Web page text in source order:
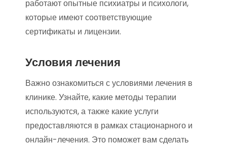
работают опытные психиатры и психологи,
которые имеют соответствующие
сертификаты и лицензии.
Условия лечения
Важно ознакомиться с условиями лечения в
клинике. Узнайте, какие методы терапии
используются, а также какие услуги
предоставляются в рамках стационарного и
онлайн-лечения. Это поможет вам сделать